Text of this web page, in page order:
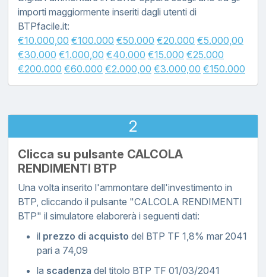
importi maggiormente inseriti dagli utenti di
BTPfacile.it:
€10.000,00 €100.000 €50.000 €20.000 €5.000,00
€30.000 €1.000,00 €40.000 €15.000 €25.000
€200.000 €60.000 €2.000,00 €3.000,00 €150.000
2
Clicca su pulsante CALCOLA
RENDIMENTI BTP
Una volta inserito l'ammontare dell'investimento in
BTP, cliccando il pulsante "CALCOLA RENDIMENTI
BTP" il simulatore elaborerà i seguenti dati:
il prezzo di acquisto del BTP TF 1,8% mar 2041
pari a 74,09
la scadenza del titolo BTP TF 01/03/2041